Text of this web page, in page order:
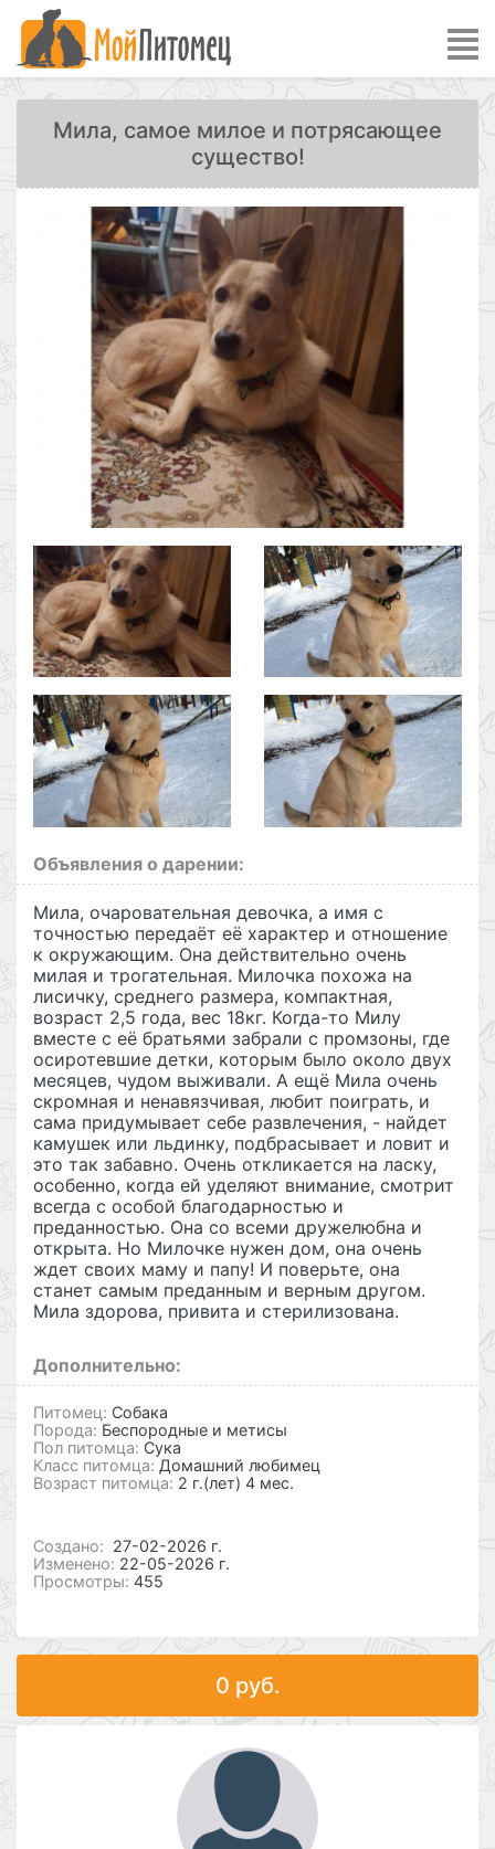
Мила, самое милое и потрясающее
существо!
Объявления о дарении:
Мила, очаровательная девочка, а имя с
точностью передаёт её характер и отношение
к окружающим. Она действительно очень
милая и трогательная. Милочка похожа на
лисичку, среднего размера, компактная,
возраст 2,5 года, вес 18кг. Когда-то Милу
вместе с её братьями забрали с промзоны, где
осиротевшие детки, которым было около двух
месяцев, чудом выживали. А ещё Мила очень
скромная и ненавязчивая, любит поиграть, и
сама придумывает себе развлечения, - найдет
камушек или льдинку, подбрасывает и ловит и
это так забавно. Очень откликается на ласку,
особенно, когда ей уделяют внимание, смотрит
всегда с особой благодарностью и
преданностью. Она со всеми дружелюбна и
открыта. Но Милочке нужен дом, она очень
ждет своих маму и папу! И поверьте, она
станет самым преданным и верным другом.
Мила здорова, привита и стерилизована.
Дополнительно:
Питомец: Собака
Порода: Беспородные и метисы
Пол питомца: Сука
Класс питомца: Домашний любимец
Возраст питомца: 2 г.(лет) 4 мес.
Cоздано: 27-02-2026 г.
Изменено: 22-05-2026 г.
Просмотры: 455
0 руб.